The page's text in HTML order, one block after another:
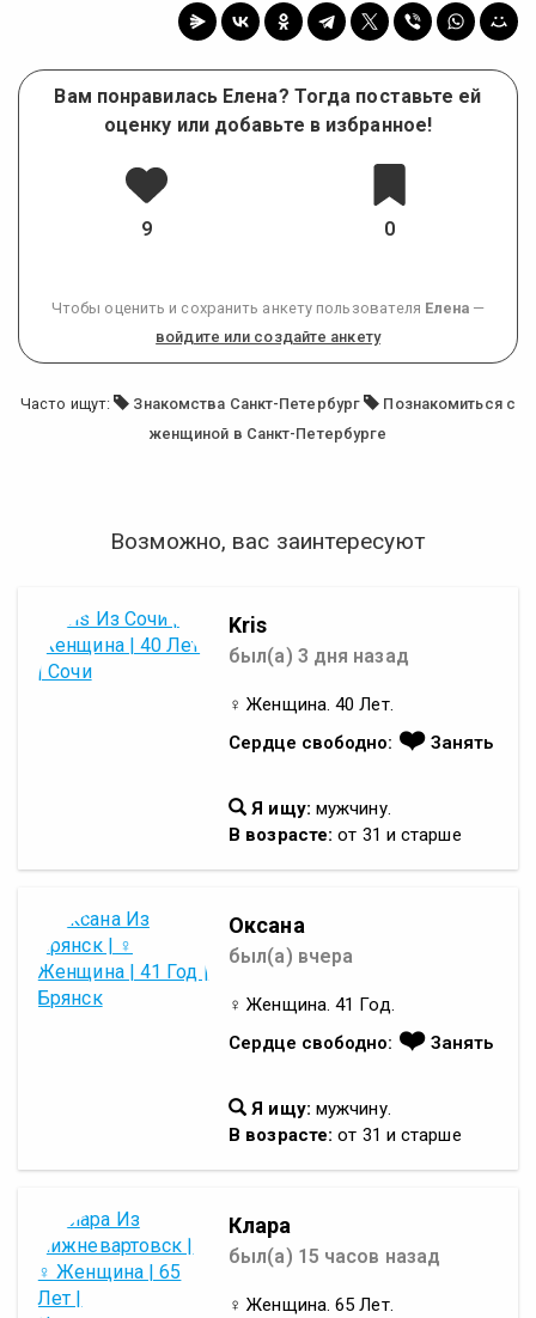
Вам понравилась Елена? Тогда поставьте ей
оценку или добавьте в избранное!
9 0
Чтобы оценить и сохранить анкету пользователя Елена—
войдите или создайте анкету
Часто ищут: Знакомства Санкт-Петербург
Познакомиться с
женщиной в Санкт-Петербурге
Возможно, вас заинтересуют
Kris
был(а) 3 дня назад
♀ Женщина. 40 Лет.
Сердце свободно: ❤️Занять
Я ищу: мужчину.
В возрасте: от 31 и старше
Оксана
был(а) вчера
♀ Женщина. 41 Год.
Сердце свободно: ❤️Занять
Я ищу: мужчину.
В возрасте: от 31 и старше
Клара
был(а) 15 часов назад
♀ Женщина. 65 Лет.